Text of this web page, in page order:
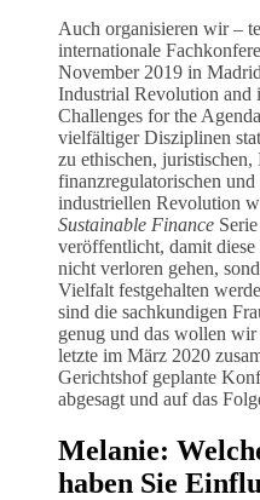
Auch organisieren wir –
internationale
November 2019 in
Industrial Revolution and
Challenges for the
vielfältiger Disziplinen
zu ethischen, juristischen,
finanzregulatorischen
industriellen Revolution
Sustainable Finance
veröffentlicht, damit
nicht verloren gehen,
Vielfalt festgehalten
sind die sachkundigen
genug und das wollen wir
letzte im März 2020
Gerichtshof geplante
abgesagt und auf das
Melanie:
haben Sie